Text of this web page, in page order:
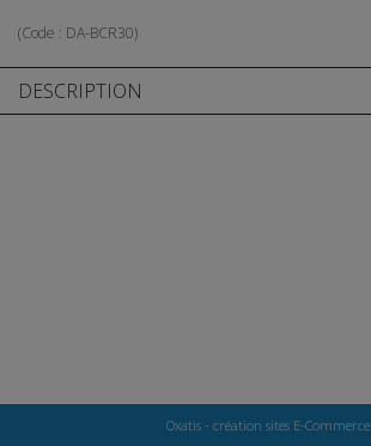
(Code : DA-BCR30)
DESCRIPTION
Oxatis - création sites E-Commerce